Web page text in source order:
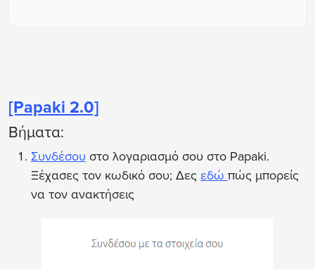
[Papaki 2.0]
Βήματα:
Συνδέσου στο λογαριασμό σου στο Papaki.
Ξέχασες τον κωδικό σου; Δες εδώ πώς μπορείς
να τον ανακτήσεις